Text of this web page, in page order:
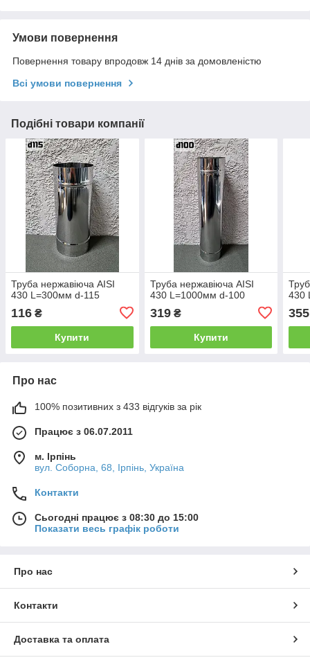
Умови повернення
Повернення товару впродовж 14 днів за домовленістю
Всі умови повернення
Подібні товари компанії
Труба нержавіюча AISI
430 L=300мм d-115
116 ₴
Купити
Труба нержавіюча AISI
430 L=1000мм d-100
319₴
Купити
430
355
Про нас
100% позитивних з 433 відгуків за рік
Працює з 06.07.2011
м. Ірпінь
вул. Соборна, 68, Ірпінь, Україна
Контакти
Сьогодні працює з 08:30 до 15:00
Показати весь графік роботи
Про нас
Контакти
Доставка та оплата